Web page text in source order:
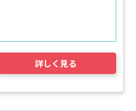
詳しく見る